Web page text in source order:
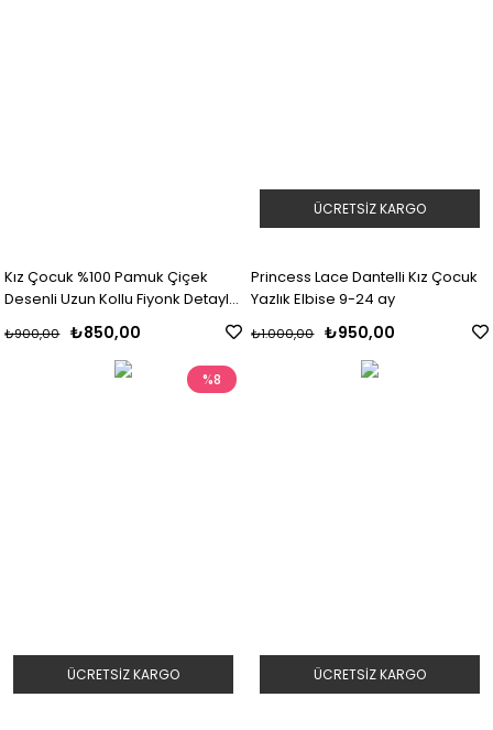
Kız Çocuk %100 Pamuk Çiçek
Desenli Uzun Kollu Fiyonk Detaylı
₺850,00
₺900,00
Princess Lace Dantelli Kız Çocuk
Yazlık Elbise 9-24 ay
₺950,00
₺1.000,00
ÜCRETSIZ KARGO
%8
ÜCRETSIZ KARGO ÜCRETSIZ KARGO